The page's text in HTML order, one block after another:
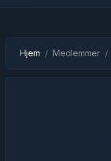
Hjem Medlemmer